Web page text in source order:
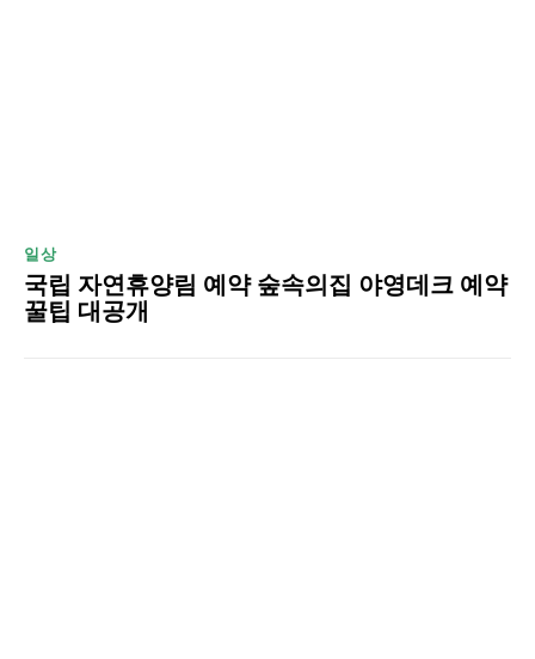
일상
국립 자연휴양림 예약 숲속의집 야영데크 예약
꿀팁 대공개